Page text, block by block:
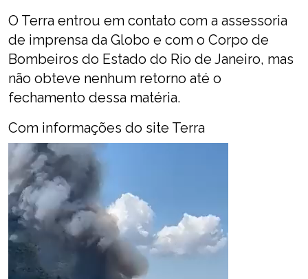
O Terra entrou em contato com a assessoria
de imprensa da Globo e com o Corpo de
Bombeiros do Estado do Rio de Janeiro, mas
não obteve nenhum retorno até o
fechamento dessa matéria.
Com informações do site Terra